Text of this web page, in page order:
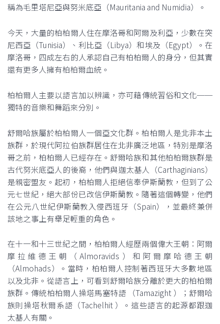
稱為毛里塔尼亞與努米底亞（Mauritania and Numidia）。
今天，大量的柏柏爾人住在摩洛哥和阿爾及利亞，少數在突
尼西亞（Tunisia）、利比亞（Libya）和埃及（Egypt）。在
摩洛哥，四成左右的人承認自己有柏柏爾人的身分，但其實
還有更多人擁有柏柏爾血統。
柏柏爾人主要以語言加以辨識，亦可藉傳統習俗和文化──
獨特的音樂和舞蹈來分別。
舒爾哈族屬於柏柏爾人一個亞文化群。柏柏爾人是北非本土
族群，於現代阿拉伯族群居住在北非廣泛地區，特別是摩洛
哥之前，柏柏爾人已經存在。舒爾哈族和其他柏柏爾族群是
古代努米底亞人的後裔，他們與迦太基人（Carthaginians）
是親密盟友。起初，柏柏爾人拒絕信奉伊斯蘭教，但到了公
元七世紀，絕大部份已改信伊斯蘭教。隨著這個轉變，他們
在公元八世紀伊斯蘭教入侵西班牙（Spain），並最終兼併
該地之事上有舉足輕重的角色。
在十一和十三世紀之間，柏柏爾人經歷兩個偉大王朝：阿爾
摩拉維德王朝（Almoravids）和阿爾摩哈德王朝
（Almohads）。當時，柏柏爾人控制著西班牙大多數地區
以及北非。從語言上，可看到舒爾哈族分離於更大的柏柏爾
族群。傳統柏柏爾人操塔馬塞特語 （Tamazight ）；舒爾哈
族則操塔秋爾系語（Tachelhit ）。這些語言的起源都跟迦
太基人有關。